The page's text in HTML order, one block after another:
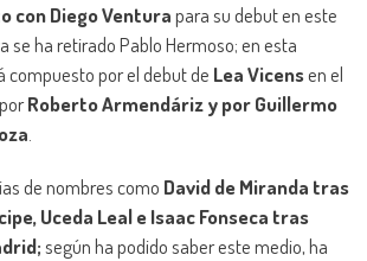
con Diego Venturapara su debut en este
se ha retirado Pablo Hermoso; en esta
compuesto por el debut de Lea Vicensen el
Roberto Armendáriz y por Guillermo
de nombres como David de Miranda tras
Uceda Leal e Isaac Fonseca tras
según ha podido saber este medio, ha